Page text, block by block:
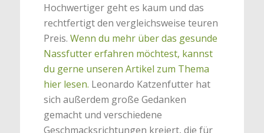
Hochwertiger geht es kaum und das
rechtfertigt den vergleichsweise teuren
Preis. Wenn du mehr über das gesunde
Nassfutter erfahren möchtest, kannst
du gerne unseren Artikel zum Thema
hier lesen. Leonardo Katzenfutter hat
sich außerdem große Gedanken
gemacht und verschiedene
Geschmacksrichtungen kreiert, die für